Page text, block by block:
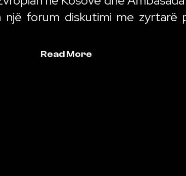
një forum diskutimi me zyrtarë
Read More